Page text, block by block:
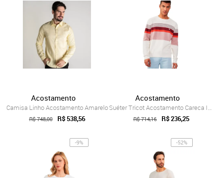
Acostamento
Camisa Linho Acostamento Amarelo
R$ 748,00 R$ 538,56
Acostamento
Suéter Tricot Acostamento Careca In26 Of...
R$ 714,16 R$ 236,25
-9% -52%